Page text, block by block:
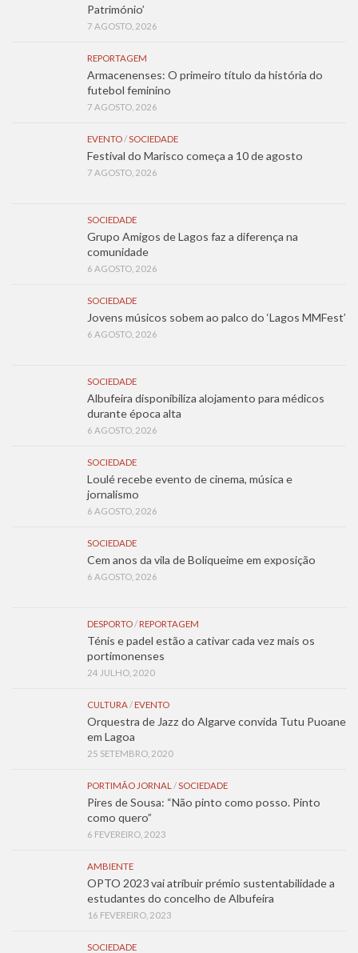
Património’
7 AGOSTO, 2026
REPORTAGEM
Armacenenses: O primeiro título da história do
futebol feminino
7 AGOSTO, 2026
EVENTO/SOCIEDADE
Festival do Marisco começa a 10 de agosto
7 AGOSTO, 2026
SOCIEDADE
Grupo Amigos de Lagos faz a diferença na
comunidade
6 AGOSTO, 2026
SOCIEDADE
Jovens músicos sobem ao palco do ‘Lagos MMFest’
6 AGOSTO, 2026
SOCIEDADE
Albufeira disponibiliza alojamento para médicos
durante época alta
6 AGOSTO, 2026
SOCIEDADE
Loulé recebe evento de cinema, música e
jornalismo
6 AGOSTO, 2026
SOCIEDADE
Cem anos da vila de Boliqueime em exposição
6 AGOSTO, 2026
DESPORTO/ REPORTAGEM
Ténis e padel estão a cativar cada vez mais os
portimonenses
24 JULHO, 2020
CULTURA/ EVENTO
Orquestra de Jazz do Algarve convida Tutu Puoane
em Lagoa
25 SETEMBRO, 2020
PORTIMÃO JORNAL /SOCIEDADE
Pires de Sousa: “Não pinto como posso. Pinto
como quero”
6 FEVEREIRO, 2023
AMBIENTE
OPTO 2023 vai atribuir prémio sustentabilidade a
estudantes do concelho de Albufeira
16 FEVEREIRO, 2023
SOCIEDADE